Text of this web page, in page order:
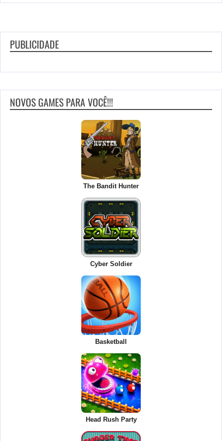
PUBLICIDADE
NOVOS GAMES PARA VOCÊ!!!
The Bandit Hunter
Cyber Soldier
Basketball
Head Rush Party